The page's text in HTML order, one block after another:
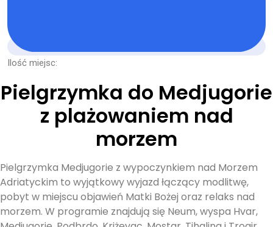
Ilość miejsc:
Pielgrzymka do Medjugorie
z plażowaniem nad
morzem
Pielgrzymka Medjugorie z wypoczynkiem nad Morzem
Adriatyckim to wyjątkowy wyjazd łączący modlitwę,
pobyt w miejscu objawień Matki Bożej oraz relaks nad
morzem. W programie znajdują się Neum, wyspa Hvar,